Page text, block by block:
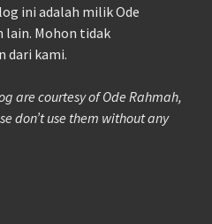
ini adalah milik Ode
lain. Mohon tidak
dari kami.
are courtesy of Ode Rahmah,
don’t use them without any